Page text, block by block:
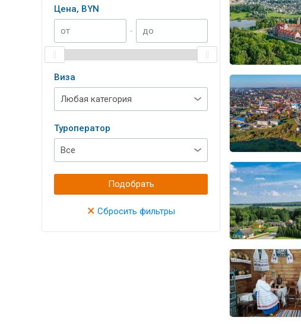
Цена, BYN
-
Виза
Туроператор
Подобрать
× Сбросить фильтры